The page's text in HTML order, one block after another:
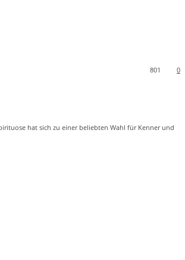
0
801
hat sich zu einer beliebten Wahl für Kenner und